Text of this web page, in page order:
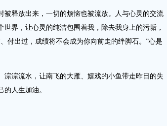
释放出来，一切的烦恼也被流放。人与心灵的交流
界，让心灵的纯洁包围着我，除去我身上的污垢，
付出过，成绩将不会成为你向前走的绊脚石。”心是
淙流水，让南飞的大雁、嬉戏的小鱼带走昨日的失
人生加油。